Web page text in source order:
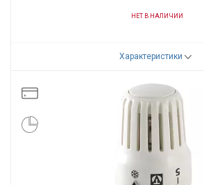
НЕТ В НАЛИЧИИ
Характеристики